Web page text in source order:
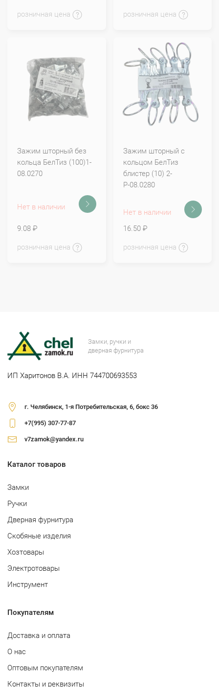
розничная цена розничная цена
Зажим шторный без
кольца БелТиз (100)1-
08.0270
Нет в наличии
9.08 ₽
розничная цена
Зажим шторный с
кольцом БелТиз
блистер (10) 2-
Р-08.0280
Нет в наличии
16.50 ₽
розничная цена
Замки, ручки и
дверная фурнитура
ИП Харитонов В.А. ИНН 744700693553
г. Челябинск, 1-я Потребительская, 6, бокс 36
+7(995) 307-77-87
v7zamok@yandex.ru
Каталог товаров
Замки
Ручки
Дверная фурнитура
Скобяные изделия
Хозтовары
Электротовары
Инструмент
Покупателям
Доставка и оплата
О нас
Оптовым покупателям
Контакты и реквизиты